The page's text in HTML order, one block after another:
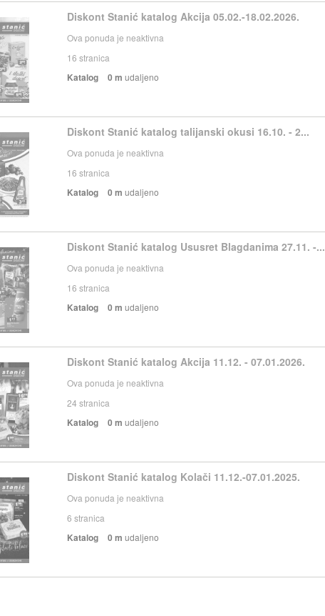
Diskont Stanić katalog Akcija 05.02.-18.02.2026.
Ova ponuda je neaktivna
16 stranica
Katalog 0 m udaljeno
Diskont Stanić katalog talijanski okusi 16.10. - 2...
Ova ponuda je neaktivna
16 stranica
Katalog 0 m udaljeno
Diskont Stanić katalog Ususret Blagdanima 27.11. -...
Ova ponuda je neaktivna
16 stranica
Katalog 0 m udaljeno
Diskont Stanić katalog Akcija 11.12. - 07.01.2026.
Ova ponuda je neaktivna
24 stranica
Katalog 0 m udaljeno
Diskont Stanić katalog Kolači 11.12.-07.01.2025.
Ova ponuda je neaktivna
6 stranica
Katalog 0 m udaljeno